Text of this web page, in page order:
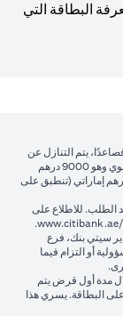
البطاقة التي
يتم التنازل عن
الرسوم السنوية ما لم يتم الوصول إلى الحد الأدنى للإنفاق السنوي وهو 9000 درهم
وفي هذه الحالة يتم تطبيق رسوم سنوية قدرها 300 درهم إماراتي (تنطبق على
الطلب. للاطلاع على
tab.
سيتي بنك، فرع
أو التزام فيما
ويُطبق خلال مدة أول قرض يتم
البطاقة. يسري هذا